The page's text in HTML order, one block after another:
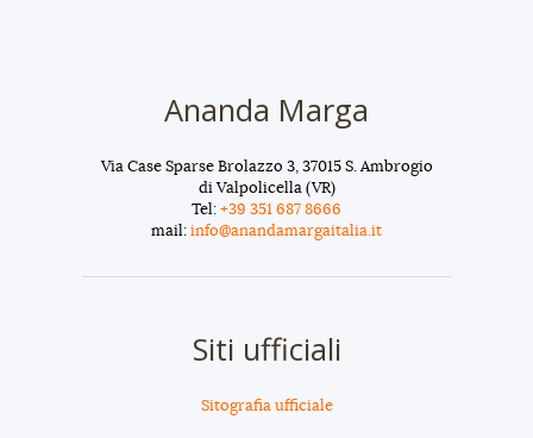
Ananda Marga
Via Case Sparse Brolazzo 3, 37015 S. Ambrogio
di Valpolicella (VR)
Tel: +39 351 687 8666
mail: info@anandamargaitalia.it
Siti ufficiali
Sitografia ufficiale